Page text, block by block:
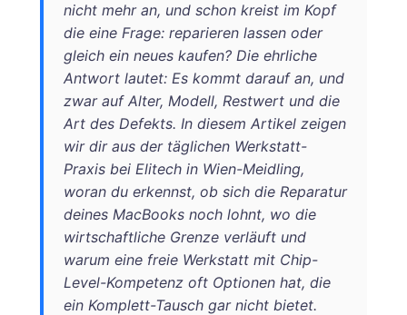
nicht mehr an, und schon kreist im Kopf
die eine Frage: reparieren lassen oder
gleich ein neues kaufen? Die ehrliche
Antwort lautet: Es kommt darauf an, und
zwar auf Alter, Modell, Restwert und die
Art des Defekts. In diesem Artikel zeigen
wir dir aus der täglichen Werkstatt-
Praxis bei Elitech in Wien-Meidling,
woran du erkennst, ob sich die Reparatur
deines MacBooks noch lohnt, wo die
wirtschaftliche Grenze verläuft und
warum eine freie Werkstatt mit Chip-
Level-Kompetenz oft Optionen hat, die
ein Komplett-Tausch gar nicht bietet.